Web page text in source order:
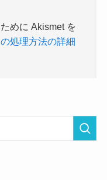
めに Akismet を
処理方法の詳細